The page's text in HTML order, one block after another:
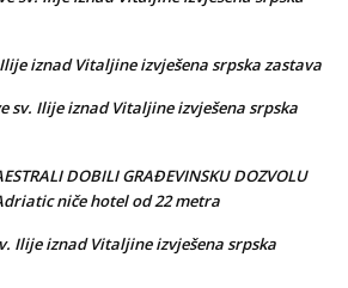
iznad Vitaljine izvješena srpska zastava
sv. Ilije iznad Vitaljine izvješena srpska
DOBILI GRAĐEVINSKU DOZVOLU
niče hotel od 22 metra
Ilije iznad Vitaljine izvješena srpska